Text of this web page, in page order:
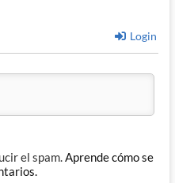
Login
el spam.Aprende cómo se